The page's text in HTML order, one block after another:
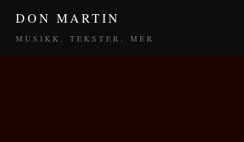
DON MARTIN
MUSIKK, TEKSTER, MER